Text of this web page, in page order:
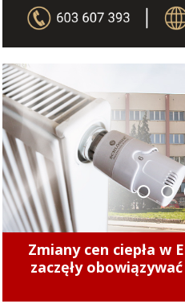
Zmiany cen ciepła w
zaczęły
1 2